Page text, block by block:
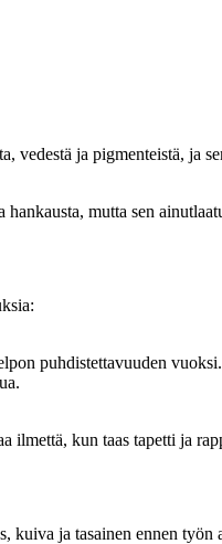
ja pigmenteistä, ja
mutta sen
puhdistettavuuden vuoksi.
ilmettä, kun taas tapetti ja
ja tasainen ennen